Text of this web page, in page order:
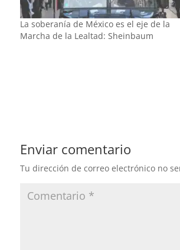
La soberanía de México es el eje de la
Marcha de la Lealtad: Sheinbaum
Enviar comentario
Tu dirección de correo electrónico no